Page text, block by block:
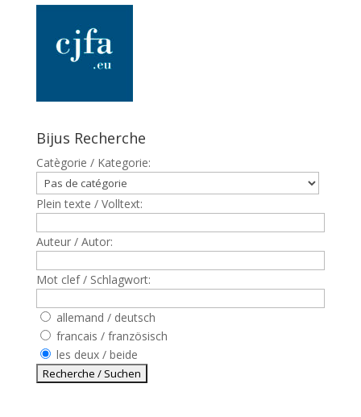
Bijus Recherche
Catègorie / Kategorie:
Plein texte / Volltext:
Auteur / Autor:
Mot clef / Schlagwort:
allemand / deutsch
francais / französisch
les deux / beide